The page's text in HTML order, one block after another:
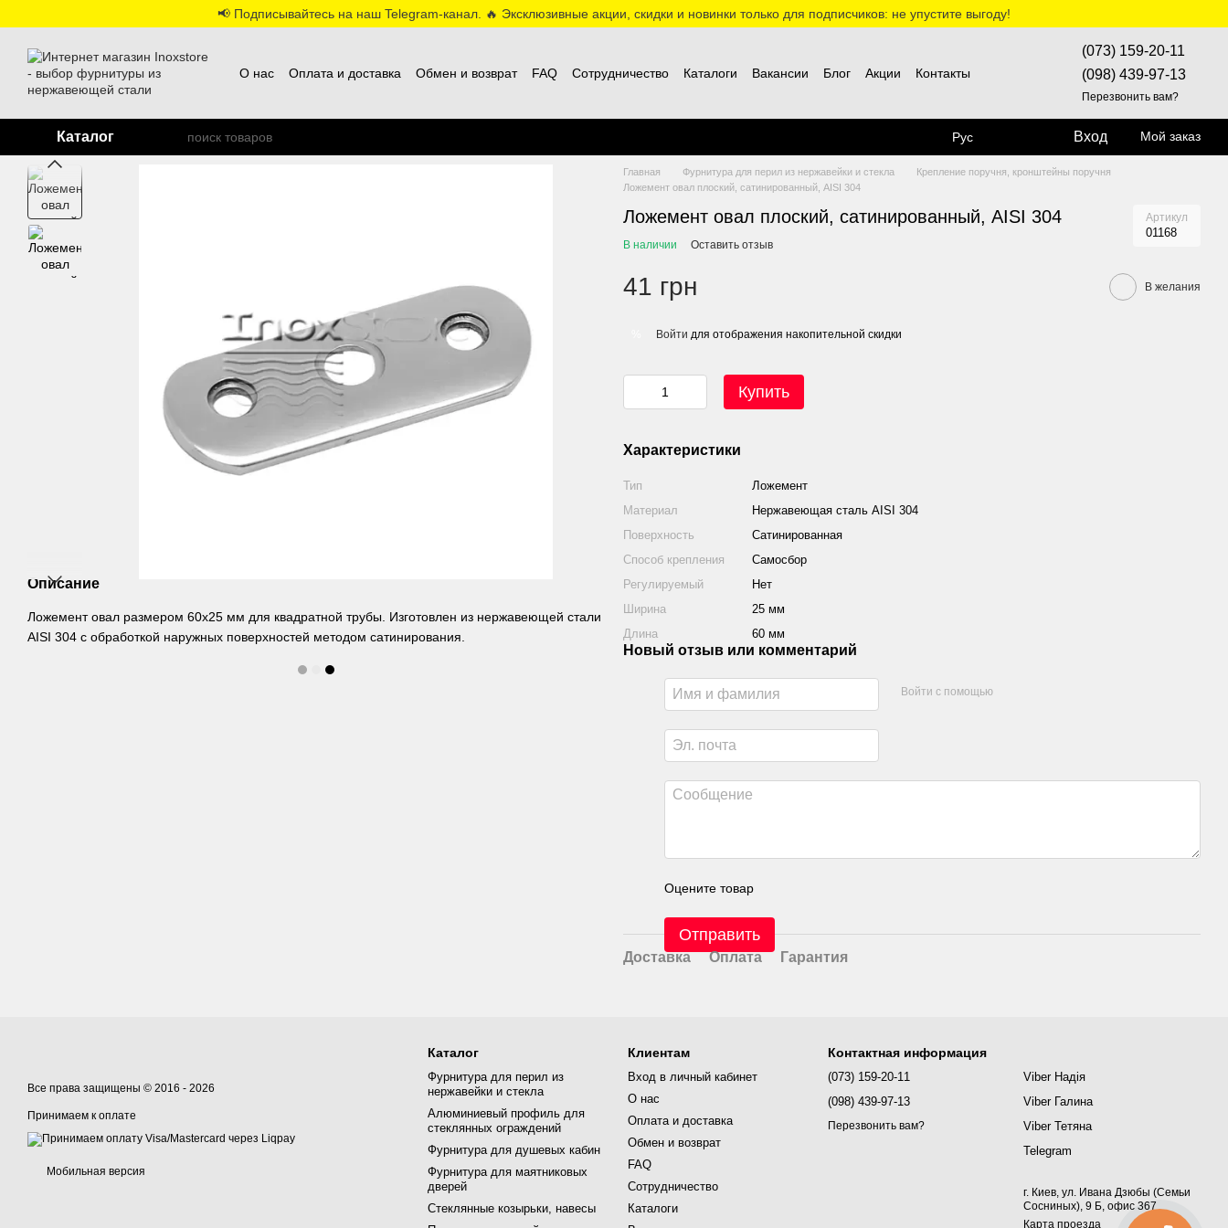
📢 Подписывайтесь на наш Telegram-канал. 🔥 Эксклюзивные акции, скидки и новинки только для подписчиков: не упустите выгоду!
О нас Оплата и доставка Обмен и возврат FAQ Сотрудничество Каталоги Вакансии Блог Акции Контакты
(073) 159-20-11
(098) 439-97-13
Перезвонить вам?
Каталог Рус Вход Мой заказ
Описание
Ложемент овал размером 60х25 мм для квадратной трубы. Изготовлен из нержавеющей стали
AISI 304 с обработкой наружных поверхностей методом сатинирования.
Главная Фурнитура для перил из нержавейки и стекла
Крепление поручня, кронштейны поручня
Ложемент овал плоский, сатинированный, AISI 304
Ложемент овал плоский, сатинированный, AISI 304 Артикул
01168
В наличии Оставить отзыв
41 грн В желания
Войти для отображения накопительной скидки
Купить
Характеристики
Тип
Ложемент
Материал
Нержавеющая сталь AISI 304
Поверхность
Сатинированная
Способ крепления
Самосбор
Регулируемый
Нет
Ширина
25 мм
Длина
60 мм
Новый отзыв или комментарий
Войти с помощью
Оцените товар
Отправить
Доставка Оплата Гарантия
Все права защищены © 2016 - 2026
Принимаем к оплате
Мобильная версия
Каталог
Фурнитура для перил из
нержавейки и стекла
Алюминиевый профиль для
стеклянных ограждений
Фурнитура для душевых кабин
Фурнитура для маятниковых
дверей
Стеклянные козырьки, навесы
Клиентам
Вход в личный кабинет
О нас
Оплата и доставка
Обмен и возврат
FAQ
Сотрудничество
Каталоги
Контактная информация
(073) 159-20-11
(098) 439-97-13
Перезвонить вам?
Viber Надія
Viber Галина
Viber Тетяна
Telegram
г. Киев, ул. Ивана Дзюбы (Семьи
Сосниных), 9 Б, офис 367
Карта проезда